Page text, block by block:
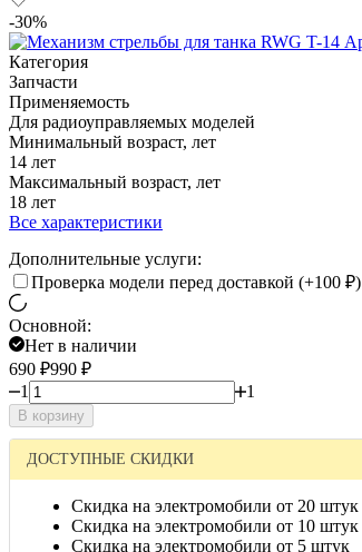
-30%
Категория
Запчасти
Применяемость
Для радиоуправляемых моделей
Минимальный возраст, лет
14 лет
Максимальный возраст, лет
18 лет
Все характеристики
Дополнительные услуги:
Проверка модели перед доставкой (+100 ₽)
Основной:
Нет в наличии
690 ₽990 ₽
1
1
В корзину
ДОСТУПНЫЕ СКИДКИ
Скидка на электромобили от 20 штук
Скидка на электромобили от 10 штук
Скидка на электромобили от 5 штук